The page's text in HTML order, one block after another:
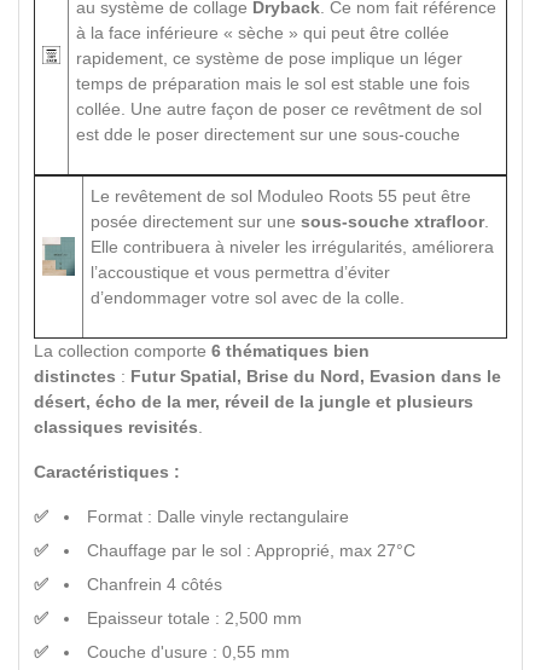
au système de collage Dryback . Ce nom fait référence
à la face inférieure « sèche » qui peut être collée
rapidement, ce système de pose implique un léger
temps de préparation mais le sol est stable une fois
collée. Une autre façon de poser ce revêtment de sol
est dde le poser directement sur une sous-couche
Le revêtement de sol Moduleo Roots 55 peut être
posée directement sur une sous-souche xtrafloor.
Elle contribuera à niveler les irrégularités, améliorera
l’accoustique et vous permettra d’éviter
d’endommager votre sol avec de la colle.
La collection comporte 6 thématiques bien
distinctes : Futur Spatial, Brise du Nord, Evasion dans le
désert, écho de la mer, réveil de la jungle et plusieurs
classiques revisités
Caractéristiques :
Format : Dalle vinyle rectangulaire
Chauffage par le sol : Approprié, max 27°C
Chanfrein 4 côtés
Epaisseur totale : 2,500 mm
Couche d'usure : 0,55 mm